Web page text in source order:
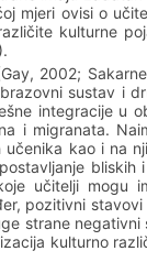
mjeri ovisi o
kulturne
2002;
sustav i
integracije u
i migranata.
kao i na
bliskih
učitelji mogu
pozitivni
strane
kulturno